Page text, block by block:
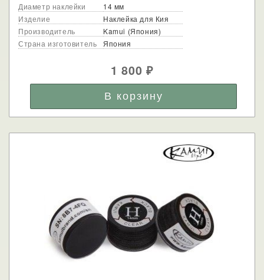
Диаметр наклейки
14 мм
Изделие
Наклейка для Кия
Производитель
Kamui (Япония)
Страна изготовитель
Япония
1 800₽